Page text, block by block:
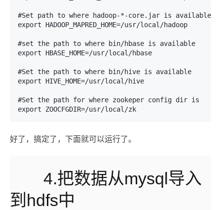
#Set path to where hadoop-*-core.jar is available
export HADOOP_MAPRED_HOME=/usr/local/hadoop
#set the path to where bin/hbase is available
export HBASE_HOME=/usr/local/hbase
#Set the path to where bin/hive is available
export HIVE_HOME=/usr/local/hive
#Set the path for where zookeper config dir is
export ZOOCFGDIR=/usr/local/zk
好了，搞定了，下面就可以运行了。
4.把数据从mysql导入
到hdfs中